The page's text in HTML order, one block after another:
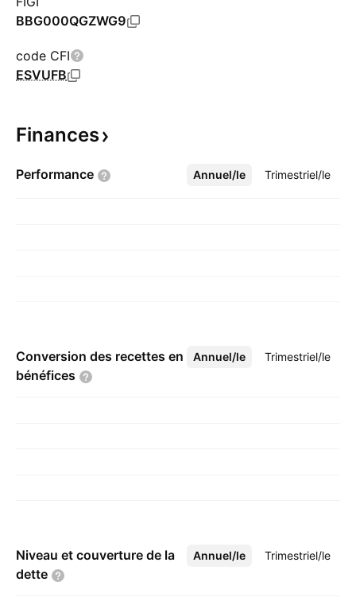
BBG000QGZWG9
code CFI
ESVUFB
Finances
Performance Annuel/le Trimestriel/le
Plus
Conversion des recettes en
bénéfices
Annuel/le Trimestriel/le
Plus
Niveau et couverture de la
dette
Annuel/le Trimestriel/le
Plus